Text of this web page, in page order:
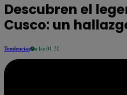
Descubren el
Cusco: un
Tendencias a las 01:30